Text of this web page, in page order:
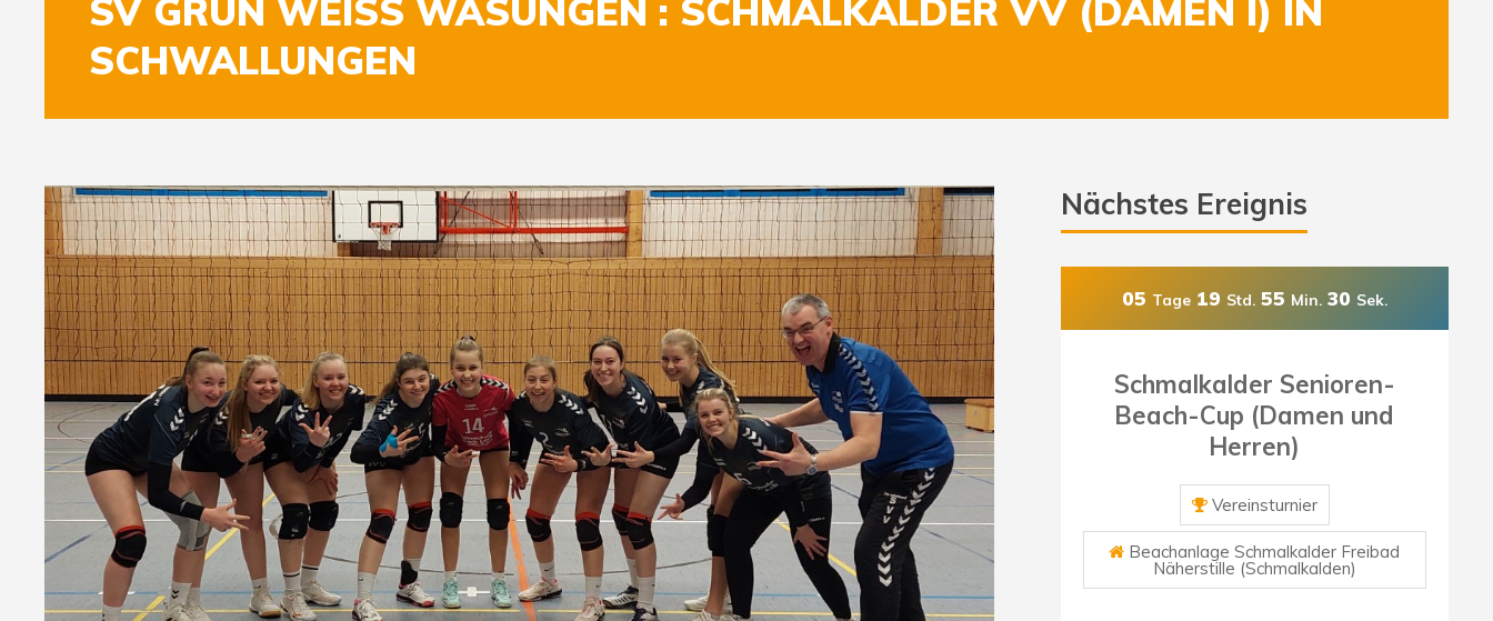
SV GRÜN WEISS WASUNGEN : SCHMALKALDER VV (DAMEN I) IN S
CHWALLUNGEN
Nächstes Ereignis
05 Tage 19 Std. 55 Min. 27 Sek.
Schmalkalder Senioren-
Beach-Cup (Damen und
Herren)
Vereinsturnier
Beachanlage Schmalkalder Freibad
Näherstille (Schmalkalden)